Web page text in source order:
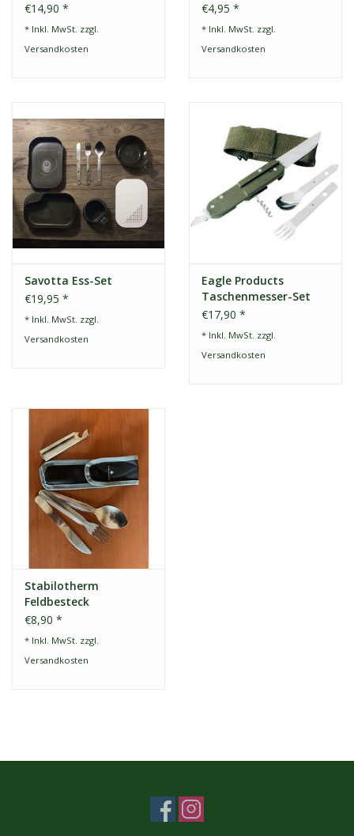
€14,90 *
* Inkl. MwSt. zzgl.
Versandkosten
€4,95 *
* Inkl. MwSt. zzgl.
Versandkosten
Savotta Ess-Set
€19,95 *
* Inkl. MwSt. zzgl.
Versandkosten
Eagle Products
Taschenmesser-Set
€17,90 *
* Inkl. MwSt. zzgl.
Versandkosten
Stabilotherm
Feldbesteck
€8,90 *
* Inkl. MwSt. zzgl.
Versandkosten